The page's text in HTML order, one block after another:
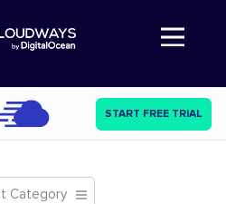
Abre a navegação
START FREE TRIAL
Category